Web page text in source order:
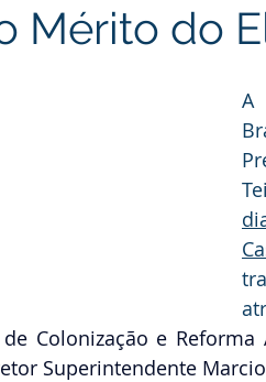
Mérito do
A
Colonização e
Superintendente